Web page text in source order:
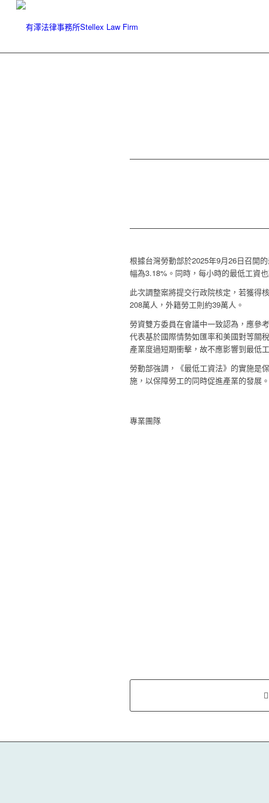
根據台灣勞動部於2025年9月26日召開
幅為3.18% 。同時，每小時的最低工資
此次調整案將提交行政院核定，若獲得
208萬人，外籍勞工則約39萬人。
勞資雙方委員在會議中一致認為，應參
代表基於國際情勢如匯率和美國對等關
產業度過短期衝擊，故不應影響到最低
勞動部強調，《最低工資法》的實施是
施，以保障勞工的同時促進產業的發展。
專業團隊